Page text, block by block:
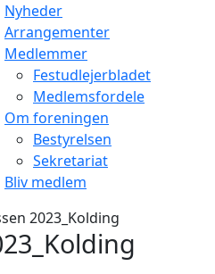
Nyheder
Arrangementer
Medlemmer
Festudlejerbladet
Medlemsfordele
Om foreningen
Bestyrelsen
Sekretariat
Bliv medlem
2023_Kolding